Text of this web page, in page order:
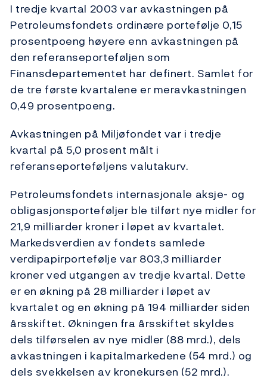
I tredje kvartal 2003 var avkastningen på
Petroleumsfondets ordinære portefølje 0,15
prosentpoeng høyere enn avkastningen på
den referanseporteføljen som
Finansdepartementet har definert. Samlet for
de tre første kvartalene er meravkastningen
0,49 prosentpoeng.
Avkastningen på Miljøfondet var i tredje
kvartal på 5,0 prosent målt i
referanseporteføljens valutakurv.
Petroleumsfondets internasjonale aksje- og
obligasjonsporteføljer ble tilført nye midler for
21,9 milliarder kroner i løpet av kvartalet.
Markedsverdien av fondets samlede
verdipapirportefølje var 803,3 milliarder
kroner ved utgangen av tredje kvartal. Dette
er en økning på 28 milliarder i løpet av
kvartalet og en økning på 194 milliarder siden
årsskiftet. Økningen fra årsskiftet skyldes
dels tilførselen av nye midler (88 mrd.), dels
avkastningen i kapitalmarkedene (54 mrd.) og
dels svekkelsen av kronekursen (52 mrd.).